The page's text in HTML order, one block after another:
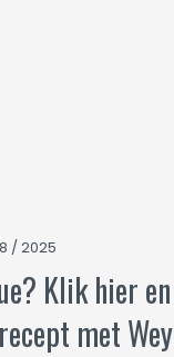
/ 2025
Klik hier
met